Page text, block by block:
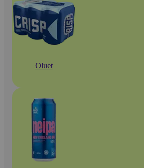
Oluet